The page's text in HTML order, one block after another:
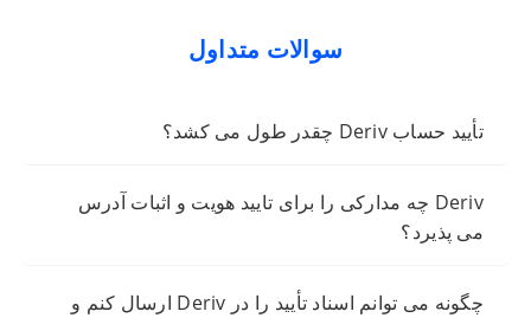
سوالات متداول
تأیید حساب Deriv چقدر طول می کشد؟
Deriv چه مدارکی را برای تایید هویت و اثبات آدرس
می پذیرد؟
چگونه می توانم اسناد تأیید را در Deriv ارسال کنم و